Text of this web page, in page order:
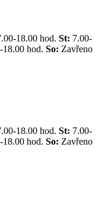
18.00 hod. St: 7.00-
18.00 hod. So: Zavřeno
18.00 hod. St: 7.00-
18.00 hod. So: Zavřeno